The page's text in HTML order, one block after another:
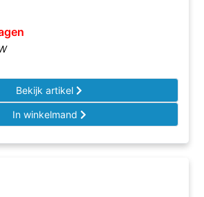
Bekijk artikel
In winkelmand